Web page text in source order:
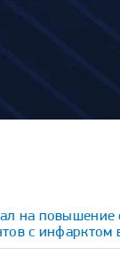
на повышение
с инфарктом